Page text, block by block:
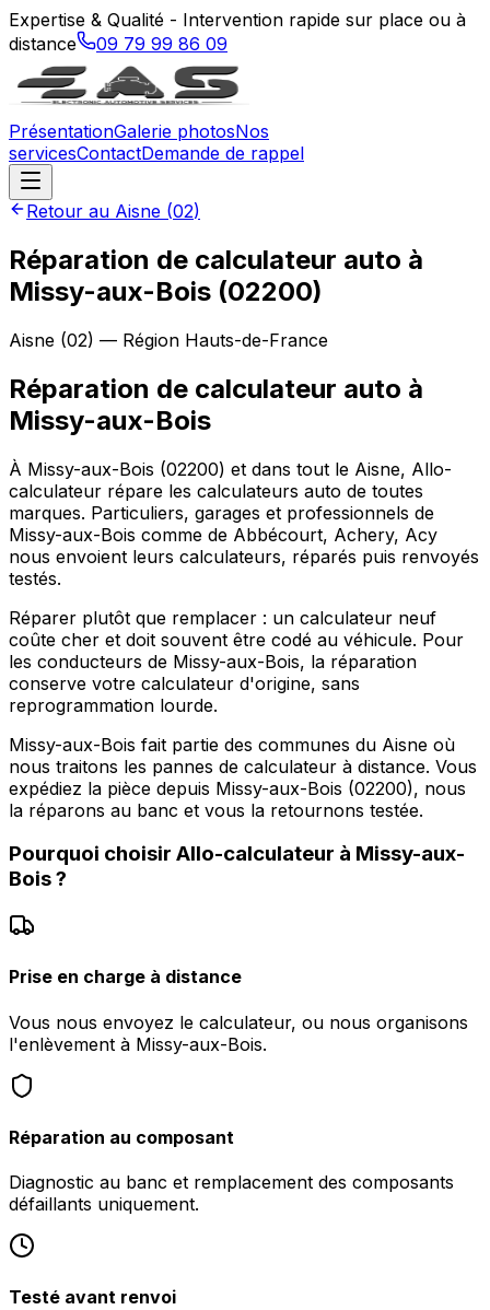
Expertise & Qualité - Intervention rapide sur place ou à
distance
09 79 99 86 09
PrésentationGalerie photosNos
servicesContactDemande de rappel
Retour au Aisne (02)
Réparation de calculateur auto à
Missy-aux-Bois (02200)
Aisne (02) — Région Hauts-de-France
Réparation de calculateur auto à
Missy-aux-Bois
À Missy-aux-Bois (02200) et dans tout le Aisne, Allo-
calculateur répare les calculateurs auto de toutes
marques. Particuliers, garages et professionnels de
Missy-aux-Bois comme de Abbécourt, Achery, Acy
nous envoient leurs calculateurs, réparés puis renvoyés
testés.
Réparer plutôt que remplacer : un calculateur neuf
coûte cher et doit souvent être codé au véhicule. Pour
les conducteurs de Missy-aux-Bois, la réparation
conserve votre calculateur d'origine, sans
reprogrammation lourde.
Missy-aux-Bois fait partie des communes du Aisne où
nous traitons les pannes de calculateur à distance. Vous
expédiez la pièce depuis Missy-aux-Bois (02200), nous
la réparons au banc et vous la retournons testée.
Pourquoi choisir Allo-calculateur à Missy-aux-
Bois?
Prise en charge à distance
Vous nous envoyez le calculateur, ou nous organisons
l'enlèvement à Missy-aux-Bois.
Réparation au composant
Diagnostic au banc et remplacement des composants
défaillants uniquement.
Testé avant renvoi